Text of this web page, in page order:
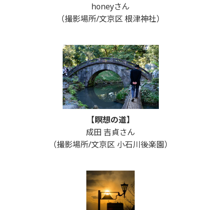
honeyさん
（撮影場所/文京区 根津神社）
【瞑想の道】
成田 吉貞さん
（撮影場所/文京区 小石川後楽園）